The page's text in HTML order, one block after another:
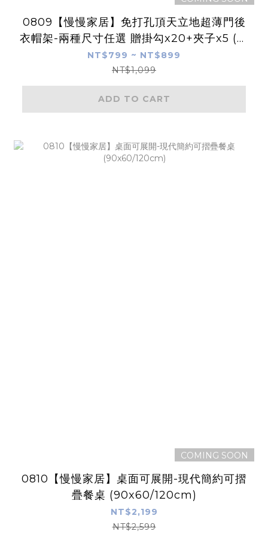
0809【慢慢家居】免打孔頂天立地超薄門後
衣帽架-兩種尺寸任選 贈掛勾x20+夾子x5 (掛
衣架 置物架 鐵製)
NT$799 ~ NT$899
NT$1,099
ADD TO CART
COMING SOON
0810【慢慢家居】桌面可展開-現代簡約可摺
疊餐桌 (90x60/120cm)
NT$2,199
NT$2,599